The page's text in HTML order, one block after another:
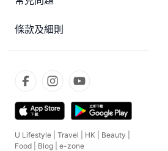
條款及細則
U Lifestyle Travel HK Beauty
Food
Blog e-zone